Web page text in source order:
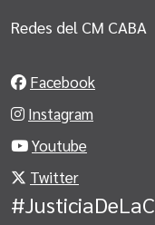
Redes del CM CABA
Facebook
Instagram
Youtube
Twitter